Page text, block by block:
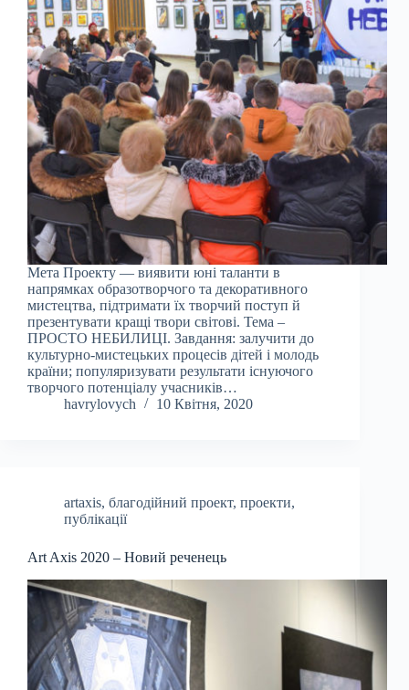
Мета Проекту — виявити юні таланти в
напрямках образотворчого та декоративного
мистецтва, підтримати їх творчий поступ й
презентувати кращі твори світові. Тема –
ПРОСТО НЕБИЛИЦІ. Завдання: залучити до
культурно-мистецьких процесів дітей і молодь
країни; популяризувати результати існуючого
творчого потенціалу учасників…
havrylovych
10 Квітня, 2020
artaxis, благодійний проект, проекти,
публікації
Art Axis 2020 – Новий реченець